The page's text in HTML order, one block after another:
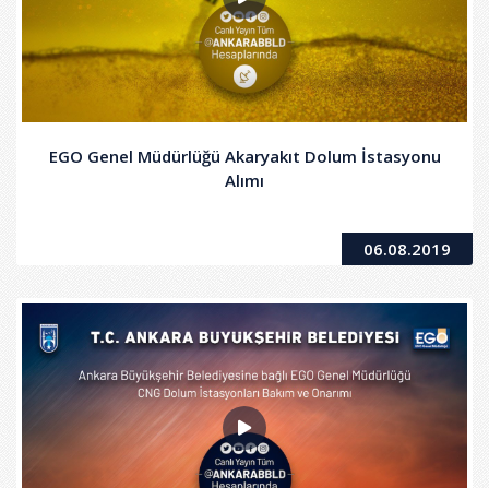
EGO Genel Müdürlüğü Akaryakıt Dolum İstasyonu
Alımı
06.08.2019